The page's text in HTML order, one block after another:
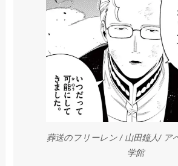
葬送のフリーレン / 山田鐘人/ ア
学館